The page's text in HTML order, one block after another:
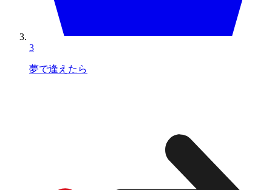
3
夢で逢えたら